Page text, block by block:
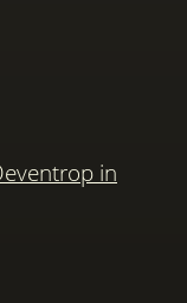
in